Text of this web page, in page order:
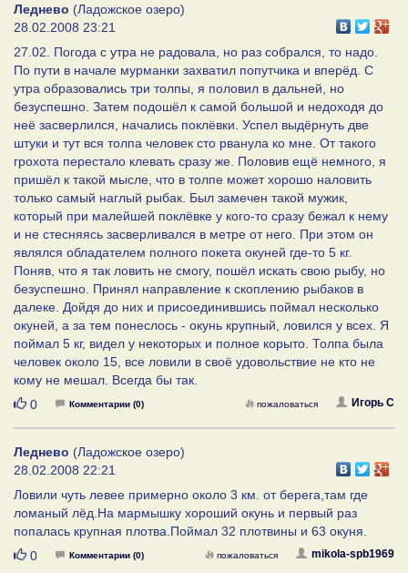
Леднево (Ладожское озеро)
28.02.2008 23:21
27.02. Погода с утра не радовала, но раз собрался, то надо.
По пути в начале мурманки захватил попутчика и вперёд. С
утра образовались три толпы, я половил в дальней, но
безуспешно. Затем подошёл к самой большой и недоходя до
неё засверлился, начались поклёвки. Успел выдёрнуть две
штуки и тут вся толпа человек сто рванула ко мне. От такого
грохота перестало клевать сразу же. Половив ещё немного, я
пришёл к такой мысле, что в толпе может хорошо наловить
только самый наглый рыбак. Был замечен такой мужик,
который при малейшей поклёвке у кого-то сразу бежал к нему
и не стесняясь засверливался в метре от него. При этом он
являлся обладателем полного покета окуней где-то 5 кг.
Поняв, что я так ловить не смогу, пошёл искать свою рыбу, но
безуспешно. Принял направление к скоплению рыбаков в
далеке. Дойдя до них и присоединившись поймал несколько
окуней, а за тем понеслось - окунь крупный, ловился у всех. Я
поймал 5 кг, видел у некоторых и полное корыто. Толпа была
человек около 15, все ловили в своё удовольствие не кто не
кому не мешал. Всегда бы так.
Нравится
0 Комментарии (0) Игорь С
пожаловаться
Леднево (Ладожское озеро)
28.02.2008 22:21
Ловили чуть левее примерно около 3 км. от берега,там где
ломаный лёд.На мармышку хороший окунь и первый раз
попалась крупная плотва.Поймал 32 плотвины и 63 окуня.
Нравится
0 Комментарии (0) mikola-spb1969
пожаловаться